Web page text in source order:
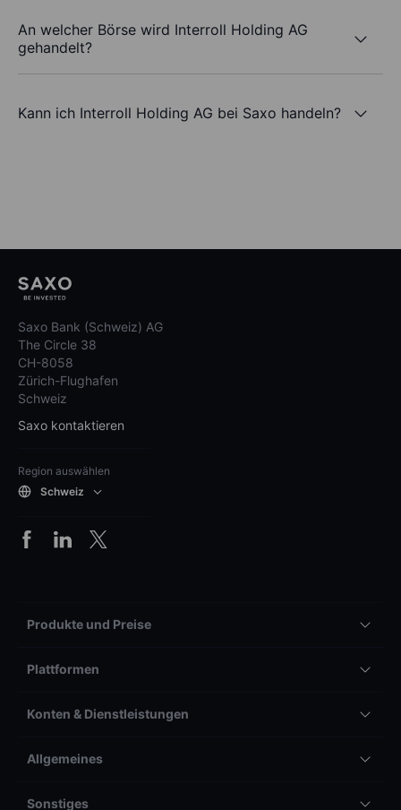
An welcher Börse wird Interroll Holding AG
gehandelt?
Kann ich Interroll Holding AG bei Saxo handeln?
Saxo Bank (Schweiz) AG
The Circle 38
CH-8058
Zürich-Flughafen
Schweiz
Saxo kontaktieren
Region auswählen
Schweiz
Produkte und Preise
Plattformen
Konten & Dienstleistungen
Allgemeines
Sonstiges